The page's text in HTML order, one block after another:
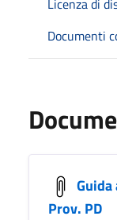
Documenti
Prov. PD